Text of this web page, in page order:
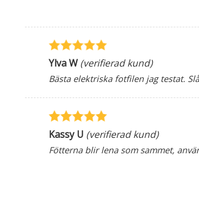
Ylva W (verifierad kund)
Bästa elektriska fotfilen jag testat.
Kassy U (verifierad kund)
Fötterna blir lena som sammet,